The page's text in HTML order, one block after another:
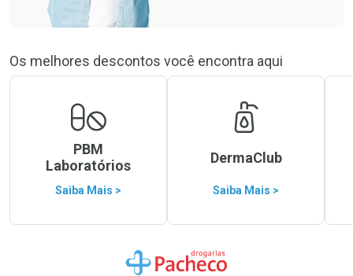
Os melhores descontos você encontra aqui
PBM
Laboratórios
Saiba Mais >
DermaClub
Saiba Mais >
Ir para a Home